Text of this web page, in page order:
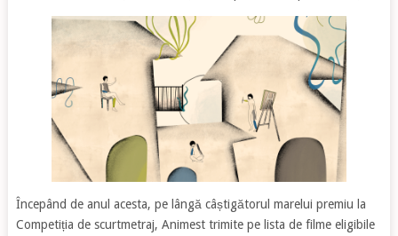
Începând de anul acesta, pe lângă câștigătorul marelui premiu la
Competiția de scurtmetraj, Animest trimite pe lista de filme eligibile